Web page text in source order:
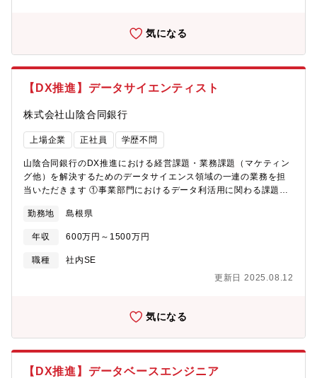
気になる
【DX推進】データサイエンティスト
株式会社山陰合同銀行
上場企業 正社員 学歴不問
山陰合同銀行のDX推進における経営課題・業務課題（マケティン
グ他）を解決するためのデータサイエンス領域の一連の業務を担
当いただきます ①事業部門におけるデータ利活用に関わる課題抽
ータ等を活用した課題解決方法の考案 ③データ分析実施（データ
マイニング、数理モデリングによる統計分析・最適化・予測等）
④データ分析結果のレポーティング等【担当部署】IT統括部※配
置換：あり
勤務地 島根県
年収 600万円～1500万円
職種
社内SE
更新日 2025.08.12
気になる
【DX推進】データベースエンジニア